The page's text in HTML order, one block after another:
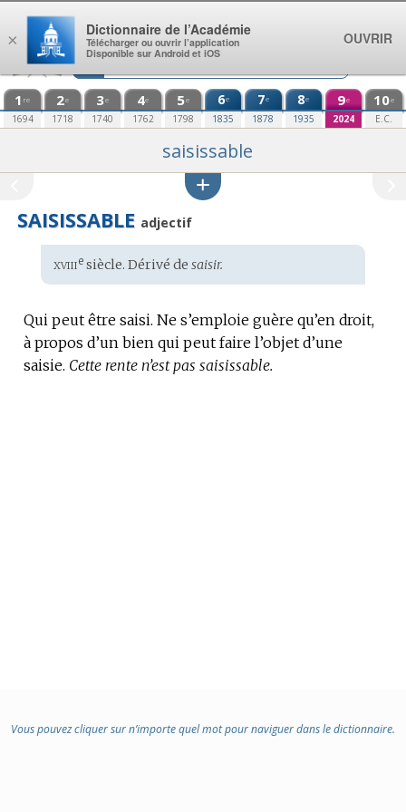
Aller au contenu
1 re
1694
2e
1718
3e
1740
4e
1762
5e
1798
6e
1835
7e
1878
8e
1935
9e
2024
10e
E.C.
saisissable
SAISISSABLE adjectif
Étymologie
:
xviiiesiècle. Dérivé de saisir.
Qui peut être saisi. Ne s’emploie guère qu’en droit,
à propos d’un bien qui peut faire l’objet d’une
saisie. Cette rente n’est pas saisissable.
Vous pouvez cliquer sur n’importe quel mot pour naviguer dans le dictionnaire.
×
Dictionnaire de l’Académie
Télécharger ou ouvrir l’application
Disponible sur Android et iOS
OUVRIR